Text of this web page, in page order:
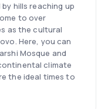
hills reaching up
to over
as the cultural
Here, you can
Mosque and
climate
the ideal times to